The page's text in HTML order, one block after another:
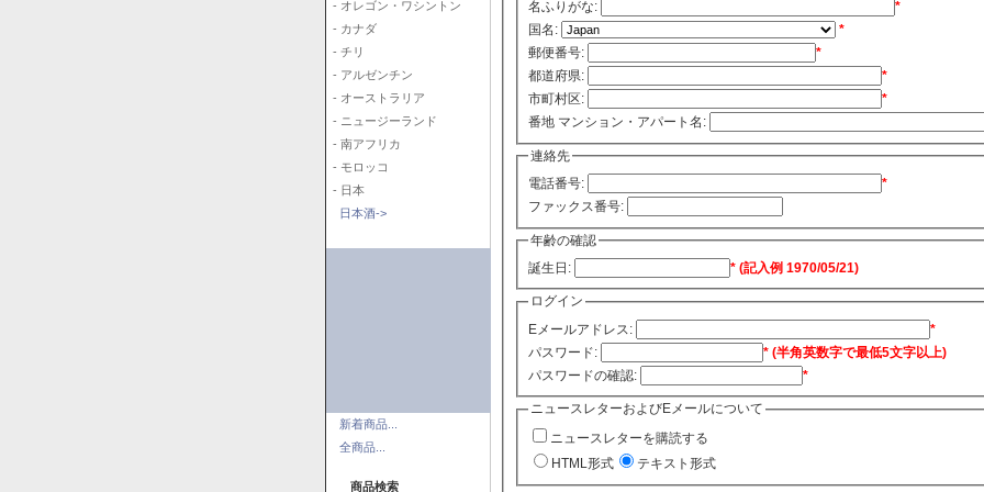
- オレゴン・ワシントン
- カナダ
- チリ
- アルゼンチン
- オーストラリア
- ニュージーランド
- 南アフリカ
- モロッコ
- 日本
日本酒->
新着商品...
全商品...
商品検索
名ふりがな:
*
国名:
*
郵便番号:
*
都道府県:
*
市町村区:
*
番地 マンション・アパート名:
連絡先
電話番号:
*
ファックス番号:
年齢の確認
誕生日:
* (記入例 1970/05/21)
ログイン
Eメールアドレス:
*
パスワード:
* (半角英数字で最低5文字以上)
パスワードの確認:
*
ニュースレターおよびEメールについて
ニュースレターを購読する
HTML形式
テキスト形式